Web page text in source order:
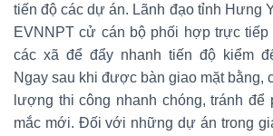
tiến độ các dự án. Lãnh đạo tỉnh Hưng
EVNNPT cử cán bộ phối hợp trực
các xã để đẩy nhanh tiến độ kiểm
Ngay sau khi được bàn giao mặt bằng,
lượng thi công nhanh chóng, tránh để
mắc mới. Đối với những dự án trong